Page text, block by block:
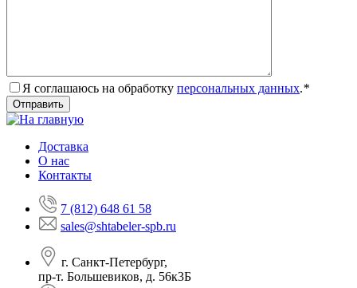
Я соглашаюсь на обработку персональных данных.*
Доставка
О нас
Контакты
7 (812) 648 61 58
sales@shtabeler-spb.ru
г. Санкт-Петербург,
пр-т. Большевиков, д. 56к3Б